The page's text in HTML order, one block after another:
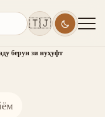
🇹🇯
берун зи нуҳуфт